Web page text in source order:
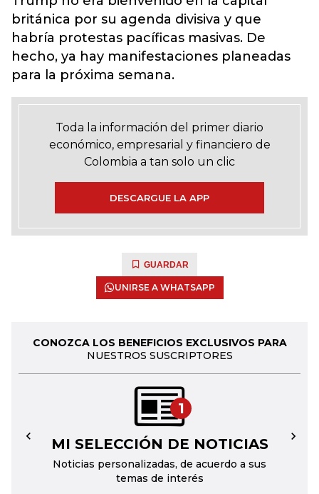
británica por su agenda divisiva y que
habría protestas pacíficas masivas. De
hecho, ya hay manifestaciones planeadas
para la próxima semana.
Toda la información del primer diario
económico, empresarial y financiero de
Colombia a tan solo un clic
DESCARGUE LA APP
GUARDAR
UNIRSE A WHATSAPP
CONOZCA LOS BENEFICIOS EXCLUSIVOS PARA
NUESTROS SUSCRIPTORES
1
MI SELECCIÓN DE NOTICIAS
Noticias personalizadas, de acuerdo a sus
temas de interés
← →